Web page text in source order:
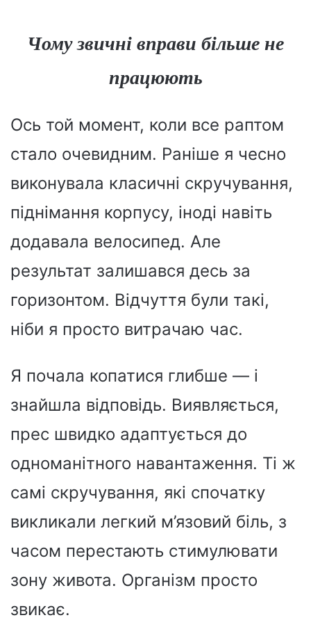
Чому звичні вправи більше не
працюють
Ось той момент, коли все раптом
стало очевидним. Раніше я чесно
виконувала класичні скручування,
піднімання корпусу, іноді навіть
додавала велосипед. Але
результат залишався десь за
горизонтом. Відчуття були такі,
ніби я просто витрачаю час.
Я почала копатися глибше — і
знайшла відповідь. Виявляється,
прес швидко адаптується до
одноманітного навантаження. Ті ж
самі скручування, які спочатку
викликали легкий м’язовий біль, з
часом перестають стимулювати
зону живота. Організм просто
звикає.